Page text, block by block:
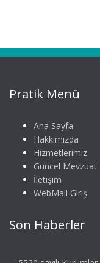
Pratik Menü
Ana Sayfa
Hakkımızda
Hizmetlerimiz
Güncel Mevzuat
İletişim
WebMail Giriş
Son Haberler